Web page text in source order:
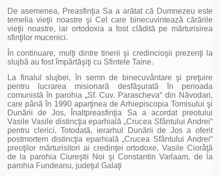
De asemenea, Preasfinţia Sa a arătat că Dumnezeu este
temelia vieţii noastre şi Cel care binecuvintează cărările
vieţii noastre, iar ortodoxia a fost clădită pe mărturisirea
sfinţilor mucenici.
În continuare, mulţi dintre tinerii şi credincioşii prezenţi la
slujbă au fost împărtăşiţi cu Sfintele Taine.
La finalul slujbei, în semn de binecuvântare şi preţuire
pentru lucrarea misionară desfăşurată în perioada
comunistă în parohia „Sf. Cuv. Parascheva“ din Năvodari,
care până în 1990 aparţinea de Arhiepiscopia Tomisului şi
Dunării de Jos, Înaltpreasfinţia Sa a acordat preotului
Vasile Vasile distincţia eparhială „Crucea Sfântului Andrei“
pentru clerici. Totodată, ierarhul Dunării de Jos a oferit
postmortem distincţia eparhială „Crucea Sfântului Andrei“
preoţilor mărturisitori ai credinţei ortodoxe, Vasile Ciorâţă
de la parohia Ciureştii Noi şi Constantin Varlaam, de la
parohia Fundeanu, judeţul Galaţi